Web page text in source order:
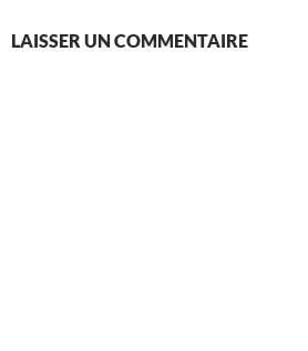
LAISSER UN COMMENTAIRE